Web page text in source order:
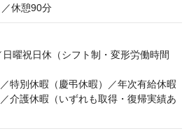
休憩90分
曜祝日休（シフト制・変形労働時間
特別休暇（慶弔休暇）／年次有給休暇
介護休暇（いずれも取得・復帰実績あ